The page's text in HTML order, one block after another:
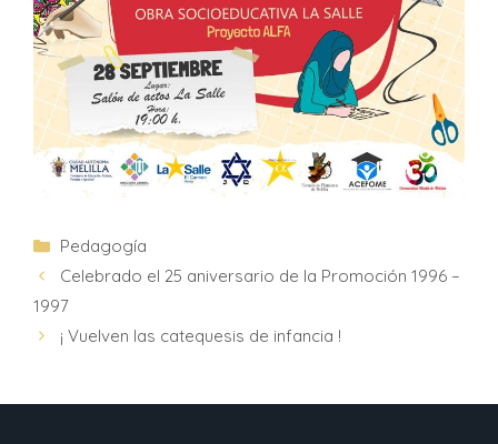
Pedagogía
Celebrado el 25 aniversario de la Promoción 1996 –
1997
¡ Vuelven las catequesis de infancia !